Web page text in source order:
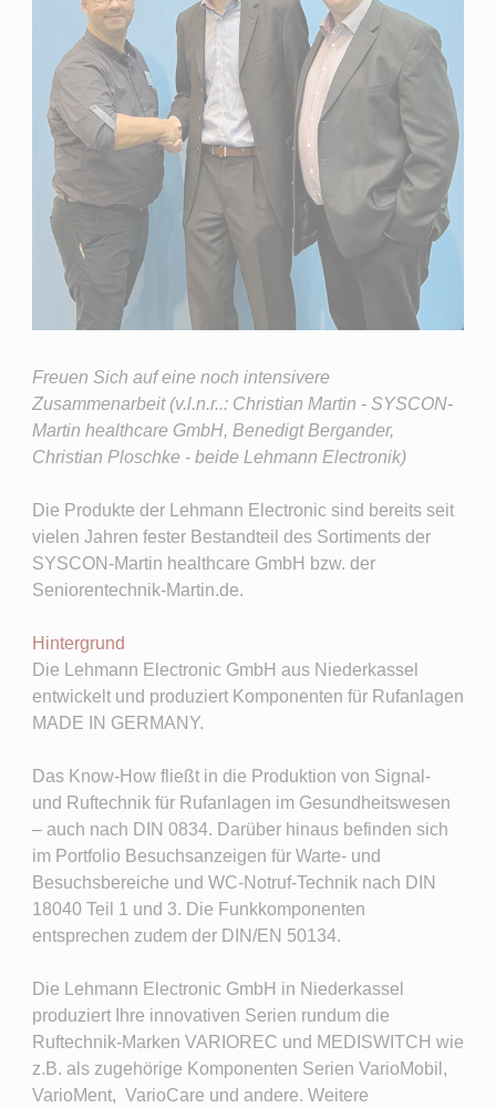
Freuen Sich auf eine noch intensivere
Zusammenarbeit (v.l.n.r..: Christian Martin - SYSCON-
Martin healthcare GmbH, Benedigt Bergander,
Christian Ploschke - beide Lehmann Electronik)
Die Produkte der Lehmann Electronic sind bereits seit
vielen Jahren fester Bestandteil des Sortiments der
SYSCON-Martin healthcare GmbH bzw. der
Seniorentechnik-Martin.de.
Hintergrund
Die Lehmann Electronic GmbH aus Niederkassel
entwickelt und produziert Komponenten für Rufanlagen
MADE IN GERMANY.
Das Know-How fließt in die Produktion von Signal-
und Ruftechnik für Rufanlagen im Gesundheitswesen
– auch nach DIN 0834. Darüber hinaus befinden sich
im Portfolio Besuchsanzeigen für Warte- und
Besuchsbereiche und WC-Notruf-Technik nach DIN
18040 Teil 1 und 3. Die Funkkomponenten
entsprechen zudem der DIN/EN 50134.
Die Lehmann Electronic GmbH in Niederkassel
produziert Ihre innovativen Serien rundum die
Ruftechnik-Marken VARIOREC und MEDISWITCH wie
z.B. als zugehörige Komponenten Serien VarioMobil,
VarioMent, VarioCare und andere. Weitere